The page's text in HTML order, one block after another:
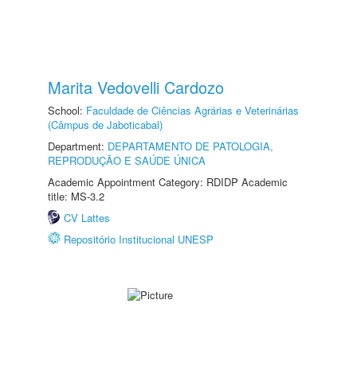
Marita Vedovelli Cardozo
School: Faculdade de Ciências Agrárias e Veterinárias
(Câmpus de Jaboticabal)
Department: DEPARTAMENTO DE PATOLOGIA,
REPRODUÇÃO E SAÚDE ÚNICA
Academic Appointment Category: RDIDP Academic
title: MS-3.2
CV Lattes
Repositório Institucional UNESP